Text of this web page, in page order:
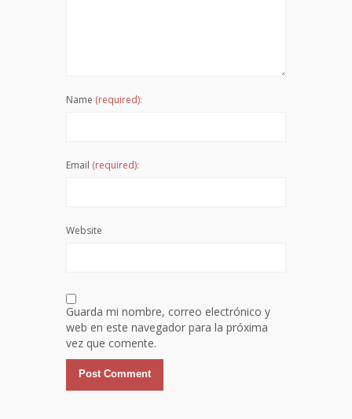
Name (required):
Email (required):
Website
Guarda mi nombre, correo electrónico y
web en este navegador para la próxima
vez que comente.